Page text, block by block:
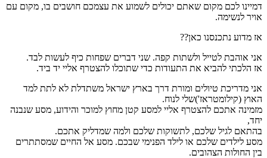
דמיינו לכם מקום שאתם יכולים לשמוע את עצמכם חושבים בו, מקום עם
אויר לנשימה.
אז מדוע נתכנסנו כאן??
אני אוהבת לטייל ולשתות קפה. שני דברים שפחות כיף לעשות לבד.
אז הלכתי להביא את התעודות כדי שתוכלו להצטרף אליי יד ביד.
אני מדריכת טיולים ומורת דרך בארץ ישראל משתדלת לא לתת למד
האוץ (קילומטראז')שלי לנוח.
מזמינה אתכם להצטרף אליי למסע קטן מחוץ למוכר והידוע, מסע שנבנה
יחד,
בהתאם לגיל שלכם, לתשוקות שלכם ולמה שמדליק אתכם.
מסע לילדים שלכם או לילד הפנימי שבכם. מסע אל החיים שמסתתרים
בין החולות הצהובים.